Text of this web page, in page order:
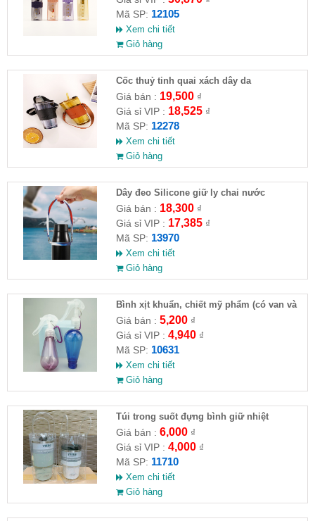
Mã SP: 12105
Xem chi tiết
Giỏ hàng
Cốc thuỷ tinh quai xách dây da
Giá bán : 19,500₫
Giá sỉ VIP : 18,525₫
Mã SP: 12278
Xem chi tiết
Giỏ hàng
Dây đeo Silicone giữ ly chai nước
Giá bán : 18,300₫
Giá sỉ VIP : 17,385₫
Mã SP: 13970
Xem chi tiết
Giỏ hàng
Bình xịt khuẩn, chiết mỹ phẩm (có van và
móc khoá)
Giá bán : 5,200₫
Giá sỉ VIP : 4,940₫
Mã SP: 10631
Xem chi tiết
Giỏ hàng
Túi trong suốt đựng bình giữ nhiệt
2510CM ( HĐ )
Giá bán : 6,000₫
Giá sỉ VIP : 4,000₫
Mã SP: 11710
Xem chi tiết
Giỏ hàng